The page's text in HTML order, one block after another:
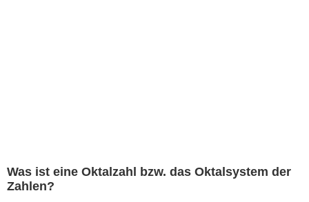
Was ist eine Oktalzahl bzw. das Oktalsystem der
Zahlen?